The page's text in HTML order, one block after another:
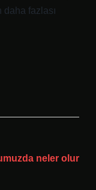
daha fazlası
neler olur